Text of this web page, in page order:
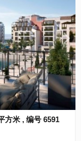
方米 , 编号 6591